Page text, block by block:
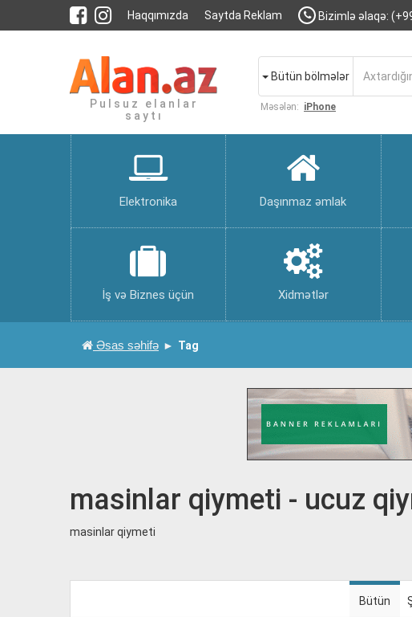
Haqqımızda Saytda Reklam Bizimlə əlaqə:
Pulsuz elanlar
saytı
Bütün bölmələr
Məsələn: iPhone
Elektronika Daşınmaz əmlak
İş və Biznes üçün Xidmətlər
Əsas səhifə Tag
masinlar qiymeti - ucuz
masinlar qiymeti
Bütün